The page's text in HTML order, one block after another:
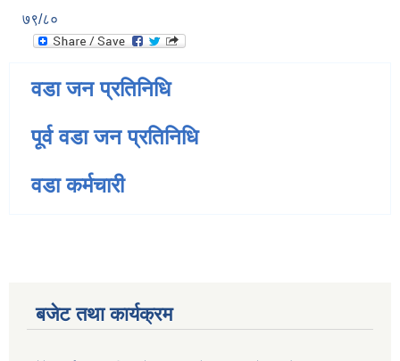
७९/८०
वडा जन प्रतिनिधि
पूर्व वडा जन प्रतिनिधि
वडा कर्मचारी
बजेट तथा कार्यक्रम